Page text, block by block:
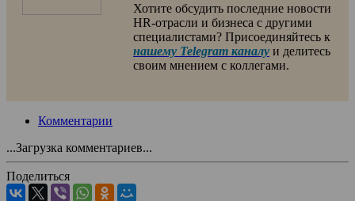
Хотите обсудить последние новости
HR-отрасли и бизнеса с другими
специалистами? Присоединяйтесь к
нашему Telegram каналу и делитесь
своим мнением с коллегами.
Комментарии
...Загрузка комментариев...
Поделиться